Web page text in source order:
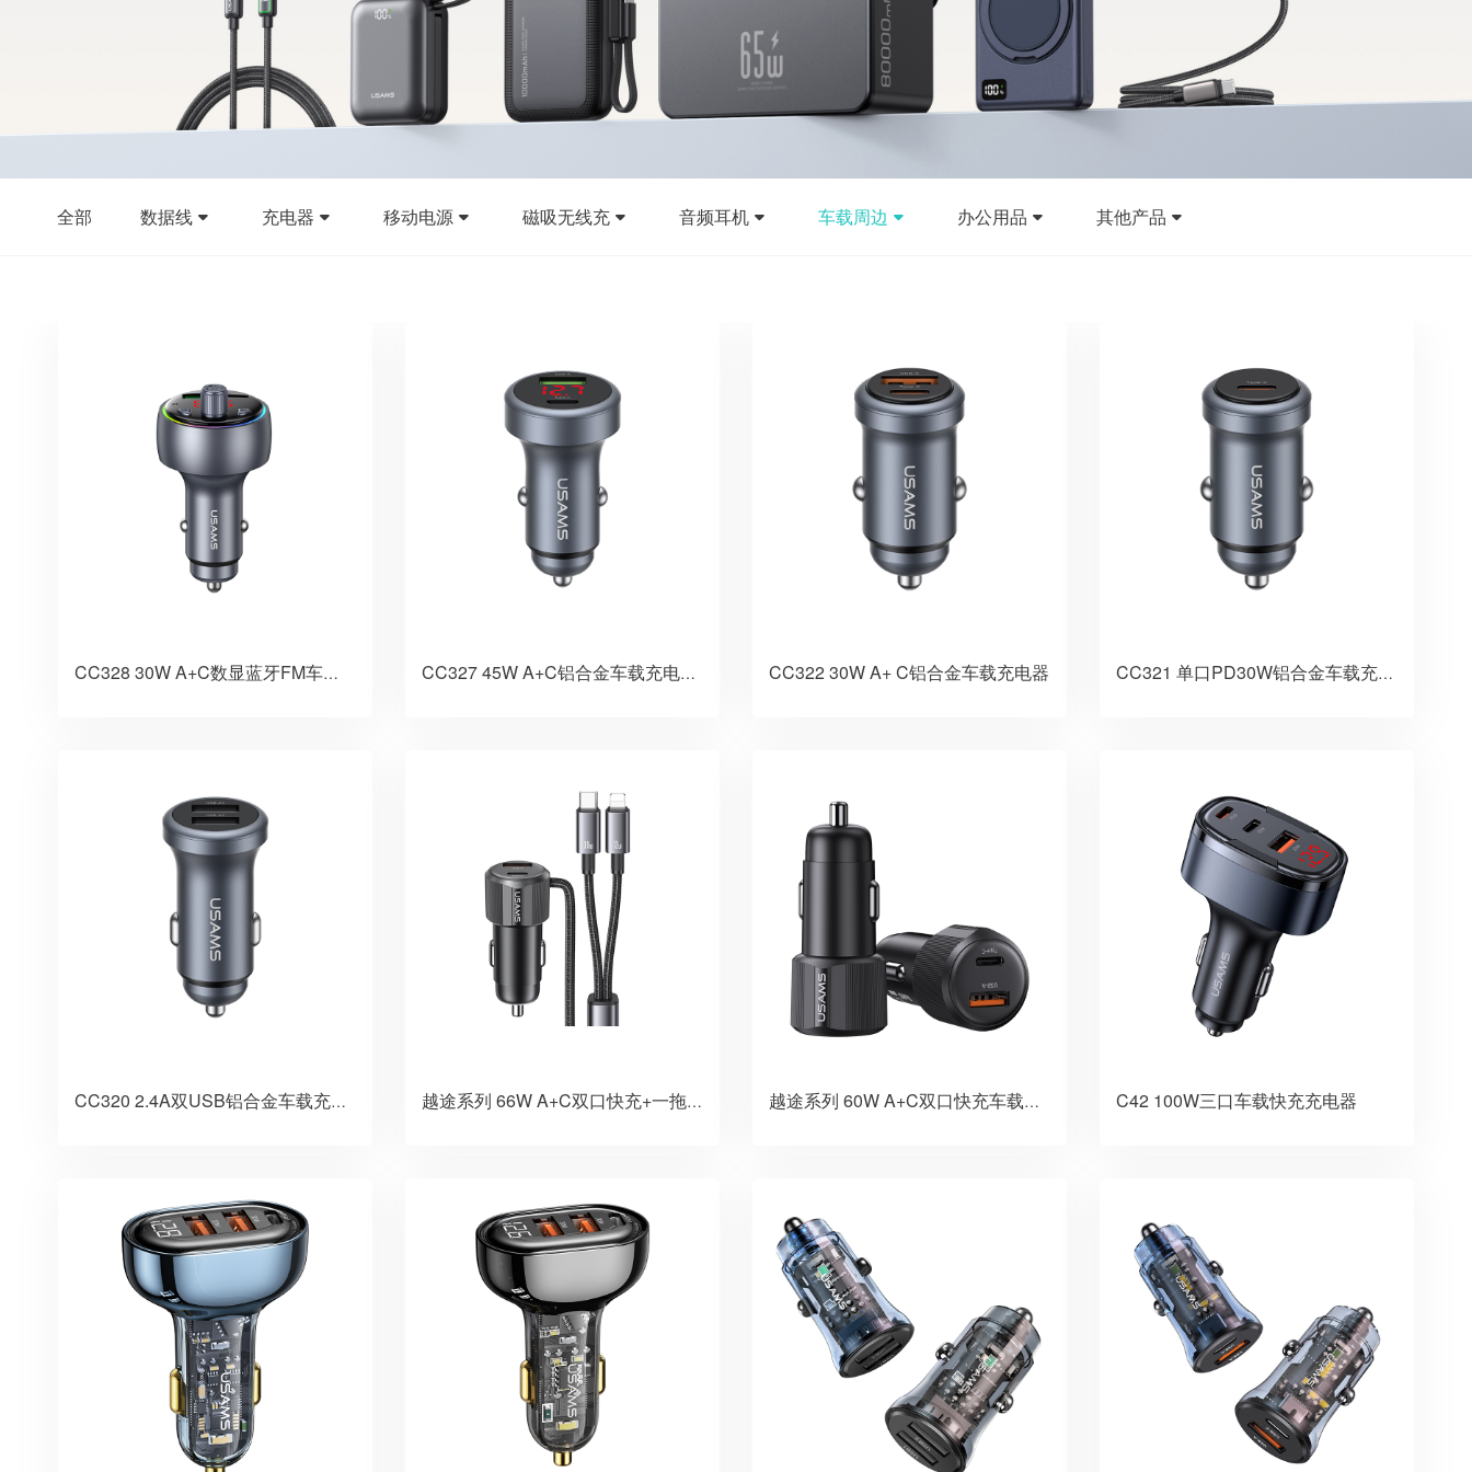
全部 数据线 充电器 移动电源 磁吸无线充 音频耳机 车载周边 办公用品 其他产品
CC328 30W A+C数显蓝牙FM车载充电器 CC327 45W A+C铝合金车载充电器 CC322 30W A+ C铝合金车载充电器 CC321 单口PD30W铝合金车载充电器
CC320 2.4A双USB铝合金车载充电器 越途系列 66W A+C双口快充+一拖二线C+L车载充电器 越途系列 60W A+C双口快充车载充电器 C42 100W三口车载快充充电器